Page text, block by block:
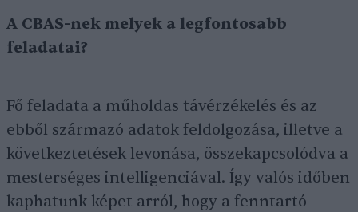
A CBAS-nek melyek a legfontosabb
feladatai?
Fő feladata a műholdas távérzékelés és az
ebből származó adatok feldolgozása, illetve a
következtetések levonása, összekapcsolódva a
mesterséges intelligenciával. Így valós időben
kaphatunk képet arról, hogy a fenntartó